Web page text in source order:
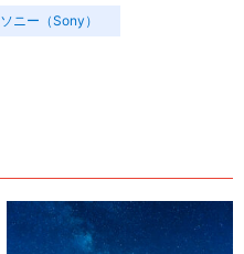
ソニー（Sony）